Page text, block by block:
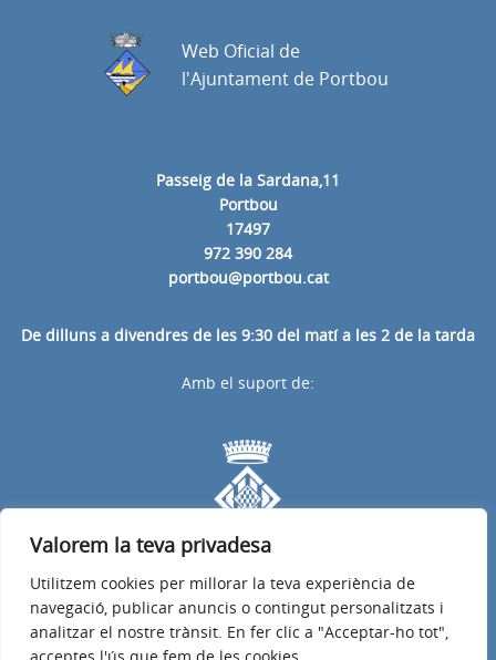
Valorem la teva privadesa
Utilitzem cookies per millorar la teva experiència de
navegació, publicar anuncis o contingut personalitzats i
analitzar el nostre trànsit. En fer clic a "Acceptar-ho tot",
Passeig de la Sardana,11
Portbou
17497
972 390 284
portbou@portbou.cat
De dilluns a divendres de les 9:30 del matí a les 2 de la tarda
Web Oficial de
l'Ajuntament de Portbou
Amb el suport de: